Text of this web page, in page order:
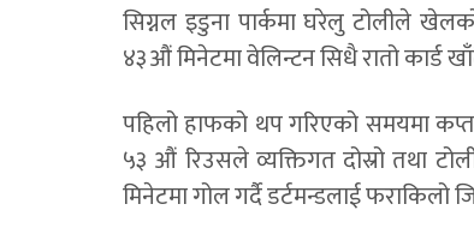
सिग्नल इडुना पार्कमा घरेलु टोलीले
४३औं मिनेटमा वेलिन्टन सिधै रातो कार्ड
पहिलो हाफको थप गरिएको समयमा
५३ औं रिउसले व्यक्तिगत दोस्रो तथा
मिनेटमा गोल गर्दै डर्टमन्डलाई फराकिलो